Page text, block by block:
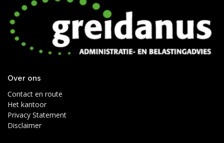
Over ons
Contact en route
Het kantoor
Privacy Statement
Disclaimer